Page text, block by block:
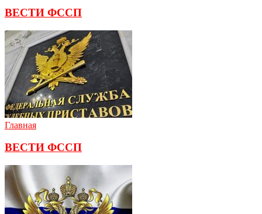
ВЕСТИ ФССП
Главная
ВЕСТИ ФССП